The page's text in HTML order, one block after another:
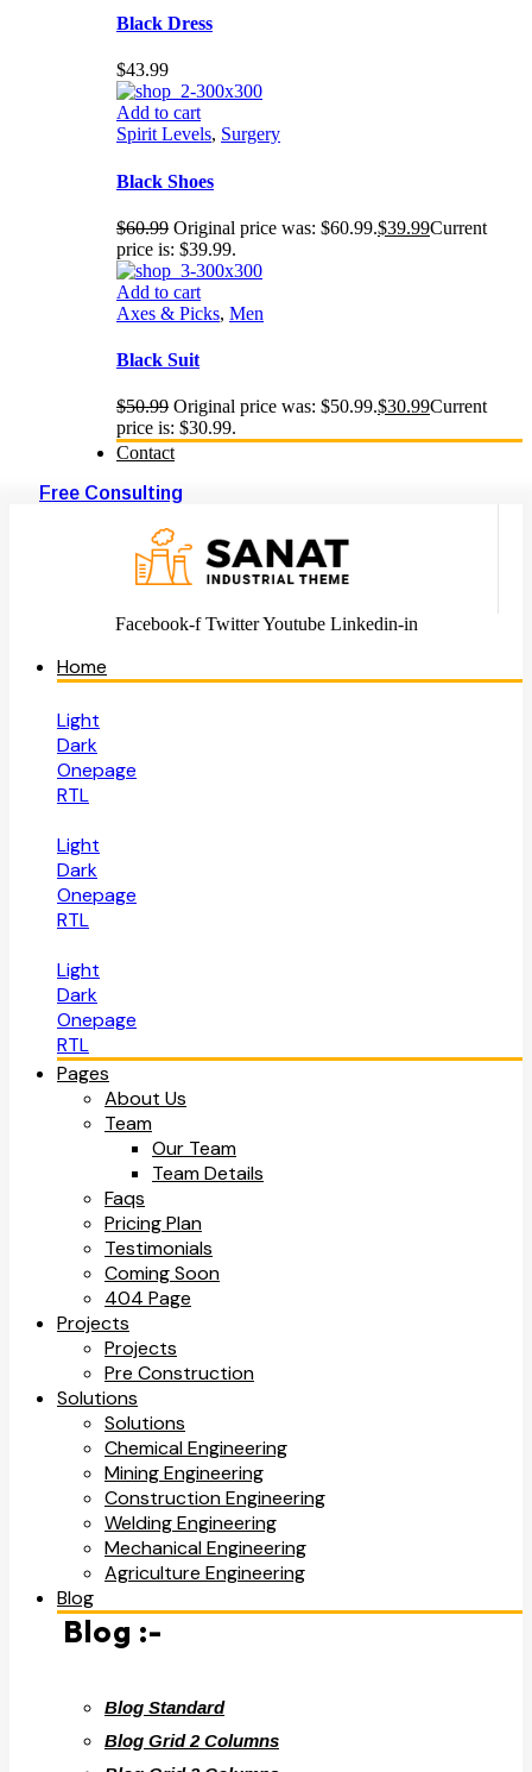
Black Dress
$43.99
Add to cart
Spirit Levels, Surgery
Black Shoes
$60.99 Original price was: $60.99.$39.99Current
price is: $39.99.
Add to cart
Axes & Picks, Men
Black Suit
$50.99 Original price was: $50.99.$30.99Current
price is: $30.99.
Contact
Free Consulting
Facebook-f Twitter Youtube Linkedin-in
Home
Light
Dark
Onepage
RTL
Light
Dark
Onepage
RTL
Light
Dark
Onepage
RTL
Pages
About Us
Team
Our Team
Team Details
Faqs
Pricing Plan
Testimonials
Coming Soon
404 Page
Projects
Projects
Pre Construction
Solutions
Solutions
Chemical Engineering
Mining Engineering
Construction Engineering
Welding Engineering
Mechanical Engineering
Agriculture Engineering
Blog
Blog :-
Blog Standard
Blog Grid 2 Columns